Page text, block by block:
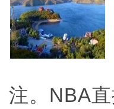
注。NBA